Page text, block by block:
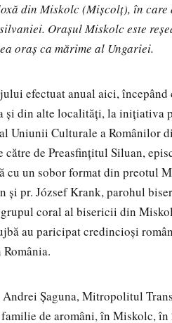
din Miskolc (Mișcolț), în care
Orașul Miskolc este
oraș ca mărime al Ungariei.
efectuat anual aici, începând
și din alte localități, la inițiativa
Uniunii Culturale a Românilor
de Preasfințitul Siluan,
cu un sobor format din preotul
şi pr. József Krank, parohul
coral al bisericii din
au paricipat credincioşi
Șaguna, Mitropolitul
de aromâni, în Miskolc, în